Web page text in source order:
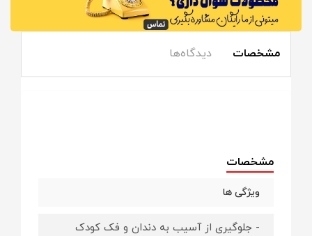
مشخصات دیدگاه‌ها
مشخصات
ویژگی ها
- جلوگیری از آسیب به دندان و فک کودک